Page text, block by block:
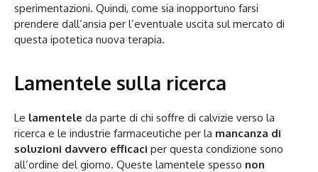
sperimentazioni. Quindi, come sia inopportuno farsi
prendere dall’ansia per l’eventuale uscita sul mercato di
questa ipotetica nuova terapia.
Lamentele sulla ricerca
Le lamentele da parte di chi soffre di calvizie verso la
ricerca e le industrie farmaceutiche per la mancanza di
soluzioni davvero efficaci per questa condizione sono
all’ordine del giorno. Queste lamentele spesso non